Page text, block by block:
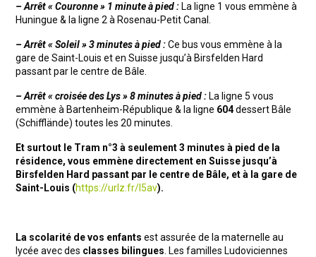
– Arrêt « Couronne » 1 minute à pied : La ligne 1 vous emmène à
Huningue & la ligne 2 à Rosenau-Petit Canal.
– Arrêt « Soleil » 3 minutes à pied :Ce bus vous emmène à la
gare de Saint-Louis et en Suisse jusqu’à Birsfelden Hard
passant par le centre de Bâle.
– Arrêt « croisée des Lys » 8 minutes à pied : La ligne 5 vous
emmène à Bartenheim-République & la ligne 604dessert Bâle
(Schifflände) toutes les 20 minutes.
Et surtout le Tram n°3 à seulement 3 minutes à pied de la
résidence, vous emmène directement en Suisse jusqu’à
Birsfelden Hard passant par le centre de Bâle, et à la gare de
Saint-Louis (https://urlz.fr/l5av).
La scolarité de vos enfants est assurée de la maternelle au
lycée avec des classes bilingues . Les familles Ludoviciennes